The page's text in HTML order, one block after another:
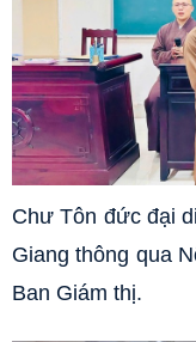
Chư Tôn đức đại
Giang thông qua
Ban Giám thị.